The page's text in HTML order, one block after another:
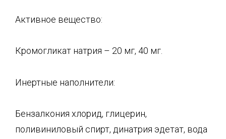
Активное вещество:
Кромогликат натрия – 20 мг, 40 мг.
Инертные наполнители:
Бензалкония хлорид, глицерин,
поливиниловый спирт, динатрия эдетат, вода